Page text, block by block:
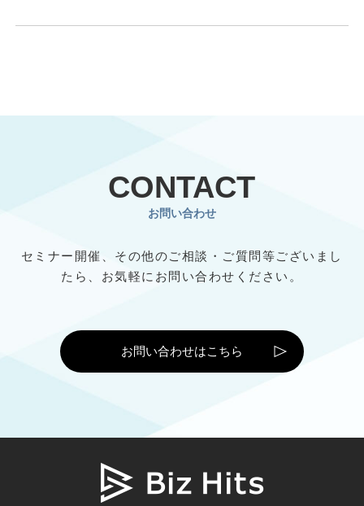
CONTACT
お問い合わせ
セミナー開催、その他のご相談・ご質問等ございまし
たら、 お気軽にお問い合わせください。
お問い合わせはこちら